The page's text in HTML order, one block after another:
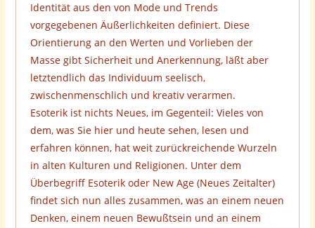
Identität aus den von Mode und Trends
vorgegebenen Äußerlichkeiten definiert. Diese
Orientierung an den Werten und Vorlieben der
Masse gibt Sicherheit und Anerkennung, läßt aber
letztendlich das Individuum seelisch,
zwischenmenschlich und kreativ verarmen.
Esoterik ist nichts Neues, im Gegenteil: Vieles von
dem, was Sie hier und heute sehen, lesen und
erfahren können, hat weit zurückreichende Wurzeln
in alten Kulturen und Religionen. Unter dem
Überbegriff Esoterik oder New Age (Neues Zeitalter)
findet sich nun alles zusammen, was an einem neuen
Denken, einem neuen Bewußtsein und an einem